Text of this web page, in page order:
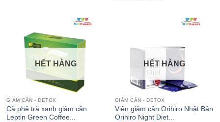
HẾT HÀNG
GIẢM CÂN - DETOX
Cà phê trà xanh giảm cân
Leptin Green Coffee...
HẾT HÀNG
GIẢM CÂN - DETOX
Viên giảm cân Orihiro Nhật Bản
Orihiro Night Diet...